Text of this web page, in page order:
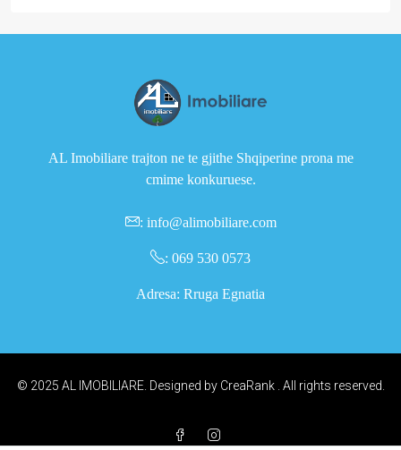
AL Imobiliare trajton ne te gjithe Shqiperine prona me
cmime konkuruese.
: info@alimobiliare.com
: 069 530 0573
Adresa: Rruga Egnatia
© 2025 AL IMOBILIARE. Designed by CreaRank. All rights reserved.